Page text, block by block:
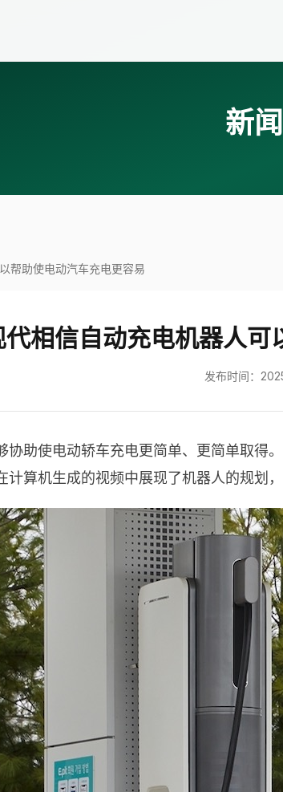
新
帮助使电动汽车充电更容易
代相信自动充电机器人
发布时间：
协助使电动轿车充电更简单、更简单取
计算机生成的视频中展现了机器人的规划